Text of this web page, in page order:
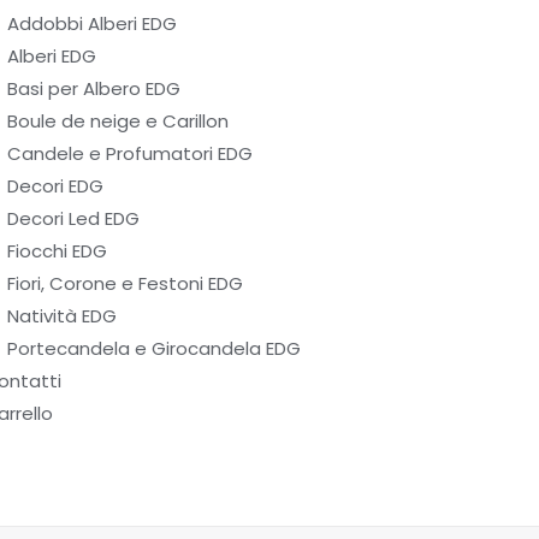
Addobbi Alberi EDG
Alberi EDG
Basi per Albero EDG
Boule de neige e Carillon
Candele e Profumatori EDG
Decori EDG
Decori Led EDG
Fiocchi EDG
Fiori, Corone e Festoni EDG
Natività EDG
Portecandela e Girocandela EDG